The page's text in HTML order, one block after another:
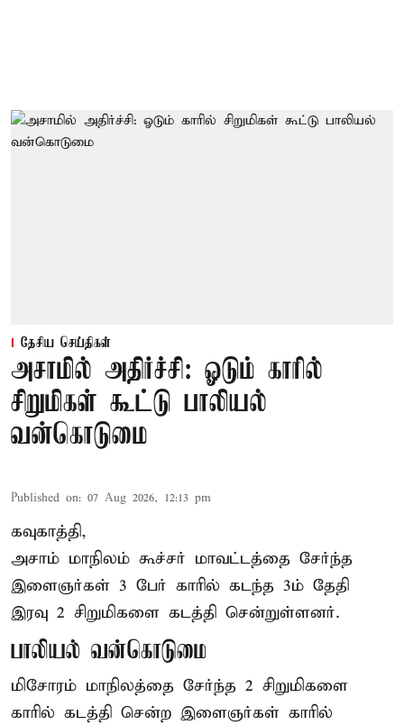
தேசிய செய்திகள்
அசாமில் அதிர்ச்சி: ஓடும் காரில்
சிறுமிகள் கூட்டு பாலியல்
வன்கொடுமை
Published on: 07 Aug 2026, 12:13 pm
கவுகாத்தி,
அசாம் மாநிலம் கூச்சர் மாவட்டத்தை சேர்ந்த
இளைஞர்கள் 3 பேர் காரில் கடந்த 3ம் தேதி
இரவு 2 சிறுமிகளை கடத்தி சென்றுள்ளனர்.
பாலியல் வன்கொடுமை
மிசோரம் மாநிலத்தை சேர்ந்த 2 சிறுமிகளை
காரில் கடத்தி சென்ற இளைஞர்கள் காரில்